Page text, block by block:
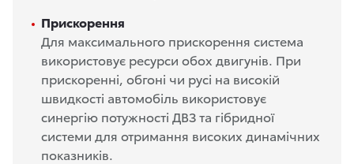
Прискорення
Для максимального прискорення система
використовує ресурси обох двигунів. При
прискоренні, обгоні чи русі на високій
швидкості автомобіль використовує
синергію потужності ДВЗ та гібридної
системи для отримання високих динамічних
показників.